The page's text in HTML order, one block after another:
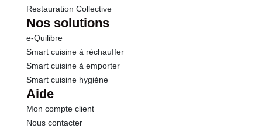
Restauration Collective
Nos solutions
e-Quilibre
Smart cuisine à réchauffer
Smart cuisine à emporter
Smart cuisine hygiène
Aide
Mon compte client
Nous contacter